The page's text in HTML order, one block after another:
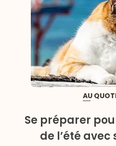
AU
Se préparer
de l’été